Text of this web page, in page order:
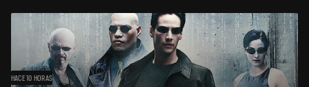
HACE 10 HORAS